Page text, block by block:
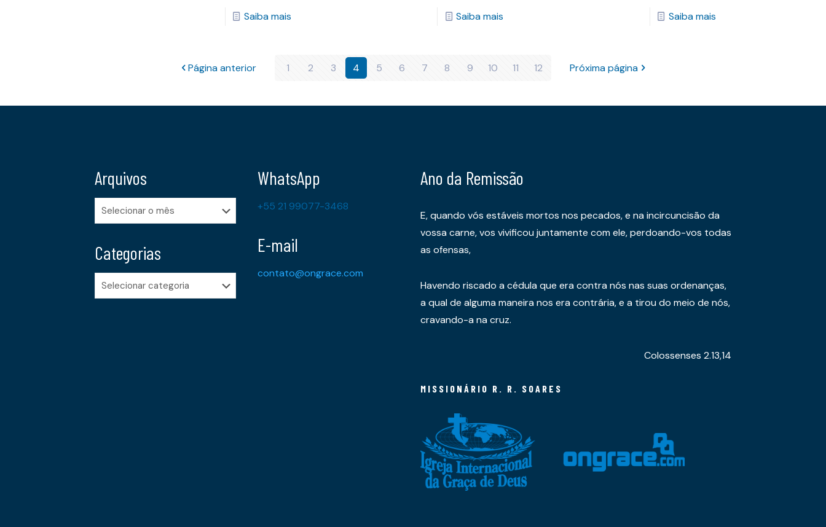
Saiba mais Saiba mais Saiba mais
Página anterior 1 2 3 4 5 6 7 8 9 10 11 12 Próxima página
Arquivos
Arquivos
Categorias
Categorias
WhatsApp
+55 21 99077-3468
E-mail
contato@ongrace.com
Ano da Remissão
E, quando vós estáveis mortos nos pecados, e na incircuncisão da
vossa carne, vos vivificou juntamente com ele, perdoando-vos todas
as ofensas,
Havendo riscado a cédula que era contra nós nas suas ordenanças,
a qual de alguma maneira nos era contrária, e a tirou do meio de nós,
cravando-a na cruz.
Colossenses 2.13,14
MISSIONÁRIO R. R. SOARES